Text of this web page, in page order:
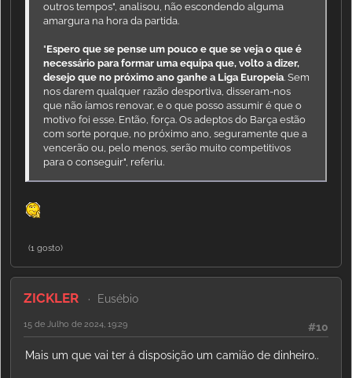
outros tempos", analisou, não escondendo alguma
amargura na hora da partida.
"Espero que se pense um pouco e que se veja o que é
necessário para formar uma equipa que, volto a dizer,
desejo que no próximo ano ganhe a Liga Europeia. Sem
nos darem qualquer razão desportiva, disseram-nos
que não íamos renovar, e o que posso assumir é que o
motivo foi esse. Então, força. Os adeptos do Barça estão
com sorte porque, no próximo ano, seguramente que a
vencerão ou, pelo menos, serão muito competitivos
para o conseguir", referiu.
(1 gosto)
ZICKLER Eusébio
#10
15 de Julho de 2024, 19:29
Mais um que vai ter á disposição um camião de dinheiro..